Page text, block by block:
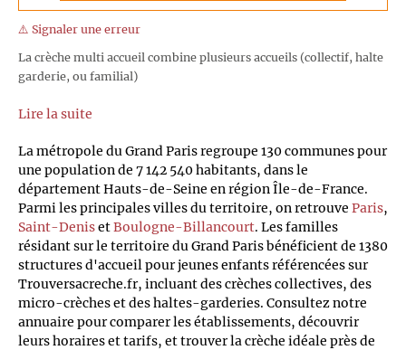
⚠️ Signaler une erreur
La crèche multi accueil combine plusieurs accueils (collectif, halte
garderie, ou familial)
Lire la suite
La métropole du Grand Paris regroupe 130 communes pour
une population de 7 142 540 habitants, dans le
département Hauts-de-Seine en région Île-de-France.
Parmi les principales villes du territoire, on retrouve Paris,
Saint-DenisetBoulogne-Billancourt. Les familles
résidant sur le territoire du Grand Paris bénéficient de 1380
structures d'accueil pour jeunes enfants référencées sur
Trouversacreche.fr, incluant des crèches collectives, des
micro-crèches et des haltes-garderies. Consultez notre
annuaire pour comparer les établissements, découvrir
leurs horaires et tarifs, et trouver la crèche idéale près de